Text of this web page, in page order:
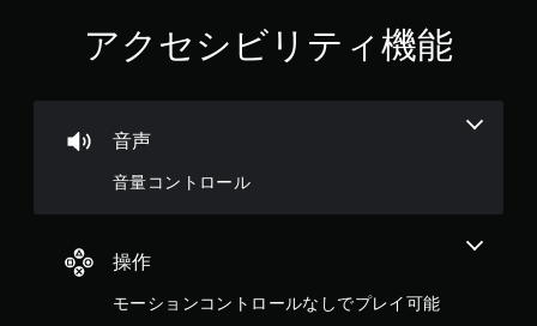
アクセシビリティ機能
音声
音量コントロール
操作
モーションコントロールなしでプレイ可能